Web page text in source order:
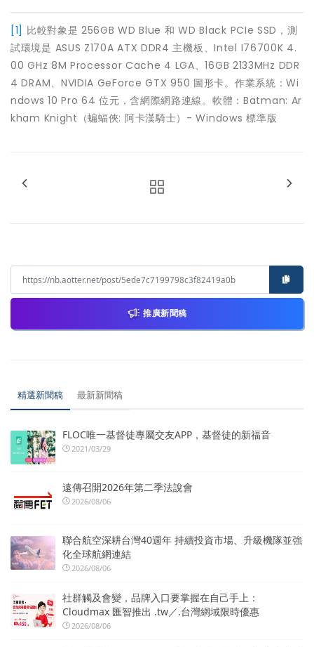
[1] 比較對象是 256GB WD Blue 和 WD Black PCIe SSD，測
試環境是 ASUS Z170A ATX DDR4 主機板、Intel I76700K 4.
00 GHz 8M Processor Cache 4 LGA、16GB 2133MHz DDR
4 DRAM、NVIDIA GeForce GTX 950 圖形卡。作業系統：Wi
ndows 10 Pro 64 位元，含網際網路連線。軟體：Batman: Ar
kham Knight（蝙蝠俠: 阿卡漢騎士）- Windows 標準版
推廣新聞稿
精選新聞稿 最新新聞稿
FLOC唯一基督徒專屬交友APP，基督徒的新福音
2021/03/29
遠傳召開2026年第二季法說會
2026/08/06
聯合航空深耕台灣40週年 持續投資市場、升級機隊並強
化全球航網連結
2026/08/06
社群觸及會變，品牌入口要掌握在自己手上：
Cloudmax 匯智推出 .tw／.台灣網域限時優惠
2026/08/06